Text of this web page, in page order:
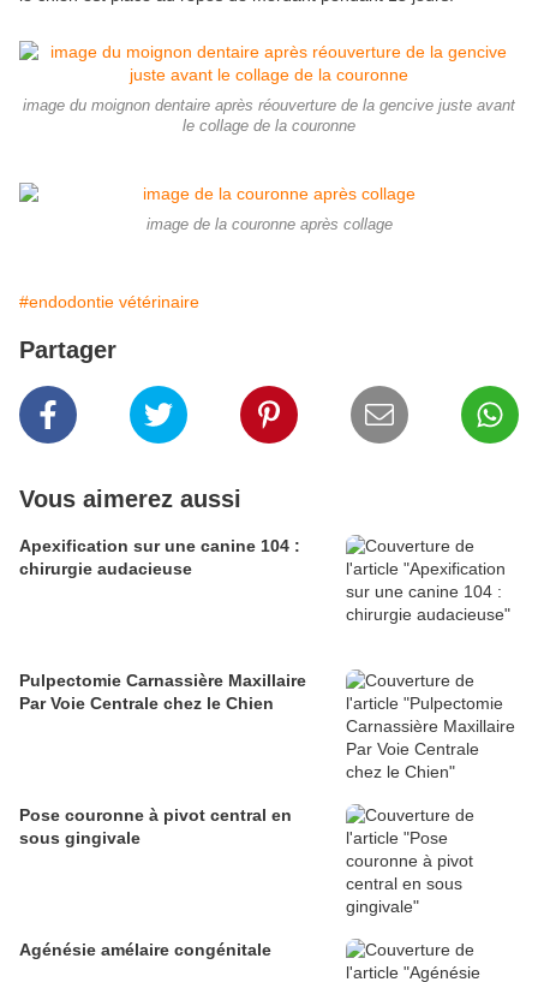
image du moignon dentaire après réouverture de la gencive juste avant
le collage de la couronne
image de la couronne après collage
#endodontie vétérinaire
Partager
Vous aimerez aussi
Apexification sur une canine 104 :
chirurgie audacieuse
Pulpectomie Carnassière Maxillaire
Par Voie Centrale chez le Chien
Pose couronne à pivot central en
sous gingivale
Agénésie amélaire congénitale